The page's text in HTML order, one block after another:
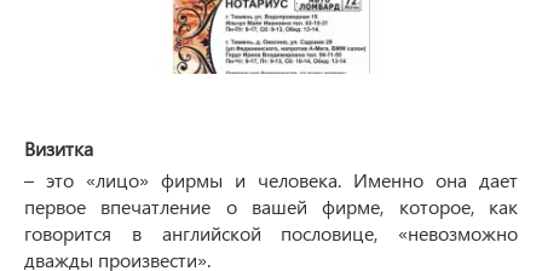
Визитка
– это «лицо» фирмы и человека. Именно она дает
первое впечатление о вашей фирме, которое, как
говорится в английской пословице, «невозможно
дважды произвести».